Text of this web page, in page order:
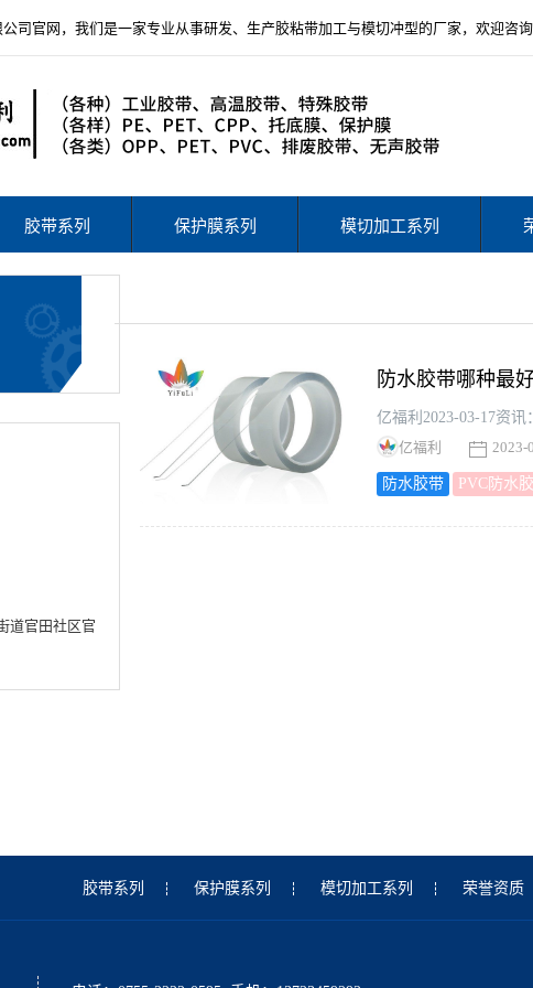
司官网，我们是一家专业从事研发、生产胶粘带加工与模切冲型的厂家，欢迎咨询
胶带系列 保护膜系列 模切加工系列
道官田社区官
防水胶带哪种最
亿福利
2023-
防水胶带 PVC防水
胶带系列 保护膜系列 模切加工系列 荣誉资质